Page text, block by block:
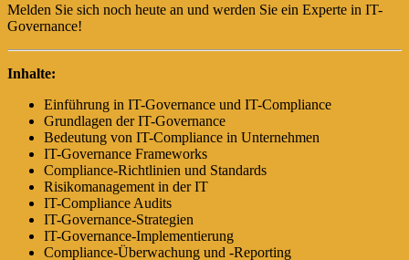
Melden Sie sich noch heute an und werden Sie ein Experte in IT-
Governance!
Inhalte:
Einführung in IT-Governance und IT-Compliance
Grundlagen der IT-Governance
Bedeutung von IT-Compliance in Unternehmen
IT-Governance Frameworks
Compliance-Richtlinien und Standards
Risikomanagement in der IT
IT-Compliance Audits
IT-Governance-Strategien
IT-Governance-Implementierung
Compliance-Überwachung und -Reporting